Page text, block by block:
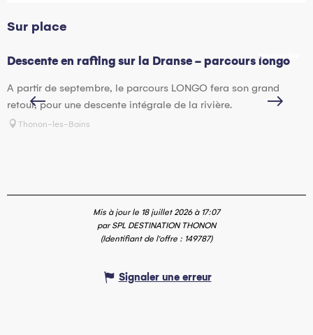
Sur place
Descente en rafting sur la Dranse - parcours longo
A partir de septembre, le parcours LONGO fera son grand
retour, pour une descente intégrale de la rivière.
Thonon-les-Bains
Réservable
Mis à jour le 18 juillet 2026 à 17:07
par SPL DESTINATION THONON
(Identifiant de l'offre : 149787)
Signaler une erreur